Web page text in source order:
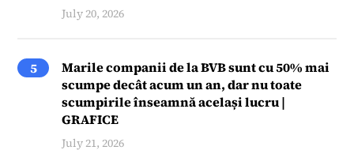
July 20, 2026
5
Marile companii de la BVB sunt cu 50% mai
scumpe decât acum un an, dar nu toate
scumpirile înseamnă același lucru |
GRAFICE
July 21, 2026